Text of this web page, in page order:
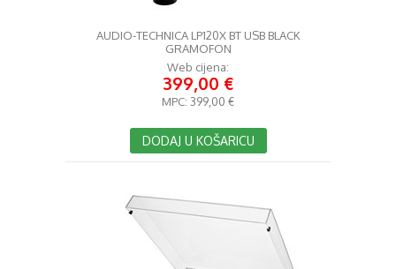
AUDIO-TECHNICA LP120X BT USB BLACK
GRAMOFON
Web cijena:
399,00 €
MPC: 399,00 €
DODAJ U KOŠARICU